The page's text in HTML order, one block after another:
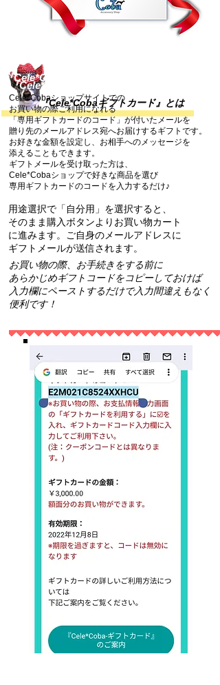
『Cele*Cobaギフトカード』とは
『Cele*Cobaギフトカード』を買う
『Cele*Cobaギフトカード』をつかう
Cele*Cobaショップサイトでの
お買い物の際ご利用になれる
「専用ギフトカードのコード」が付いたメールを
贈り先のメールアドレス宛へお届けするギフトです。
お好きな金額を設定し、お相手へのメッセージを
添えることもできます。
ギフトメールを受け取った方は、
Cele*Cobaショップで好きな商品を選び
専用ギフトカードのコードを入力するだけ♪
用途選択で「自分用」を選択すると、
そのまま購入ボタンよりお買い物カート
に進みます。ご自身のメールアドレスに
ギフトメールが送信されます。
お買い物の際、お手続きをする前に
あらかじめギフトコードをコピーしておけば
入力欄にペーストするだけで入力間違えもなく
便利です！